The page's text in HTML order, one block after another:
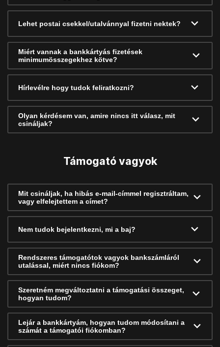
Lehet postai csekkel/utalvánnyal fizetni nektek?
Miért vannak a bankkártyás fizetések
minimumösszegekhez kötve?
Hírlevélre hogy tudok feliratkozni?
Olyan kérdésem van, amire nincs itt válasz, mit
csináljak?
Támogató vagyok
Mit csináljak, ha hibás e-mail-címmel regisztráltam,
vagy elfelejtettem a címet?
Nem tudok bejelentkezni, mi a baj?
Rendszeres támogatótok vagyok bankszámláról
utalással, miért nincs fiókom?
Szeretném megváltoztatni a támogatási összeget,
hogyan tudom?
Lejár a bankkártyám, hogyan tudom módosítani a
számát a támogatói fiókomban?